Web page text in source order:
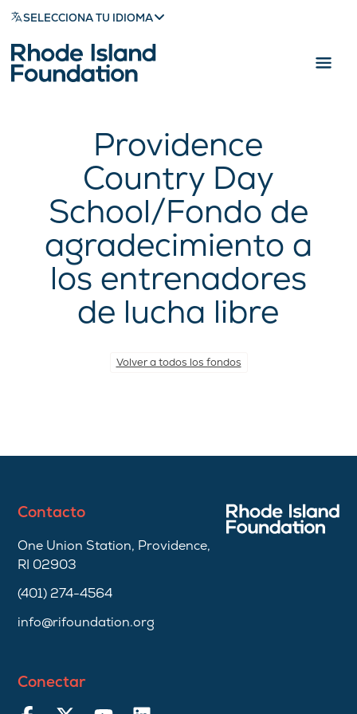
SELECCIONA TU IDIOMA
Providence
Country Day
School/Fondo de
agradecimiento a
los entrenadores
de lucha libre
Volver a todos los fondos
Contacto
One Union Station, Providence,
RI 02903
(401) 274-4564
info@rifoundation.org
Conectar